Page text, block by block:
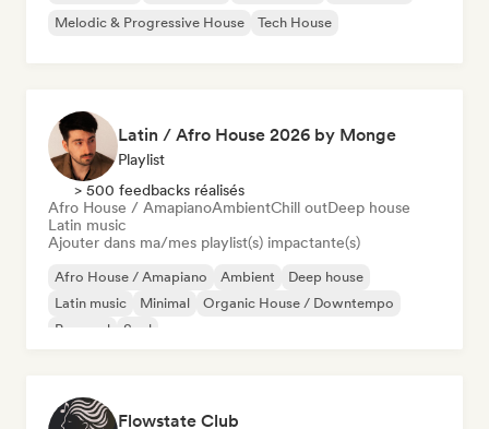
Melodic & Progressive House
Tech House
Latin / Afro House 2026 by Monge
Playlist
> 500 feedbacks réalisés
Afro House / AmapianoAmbientChill outDeep house
Latin music
Ajouter dans ma/mes playlist(s) impactante(s)
Afro House / Amapiano Ambient
Deep house
Latin music
Minimal
Organic House / Downtempo
Pop soul
Soul
Flowstate Club